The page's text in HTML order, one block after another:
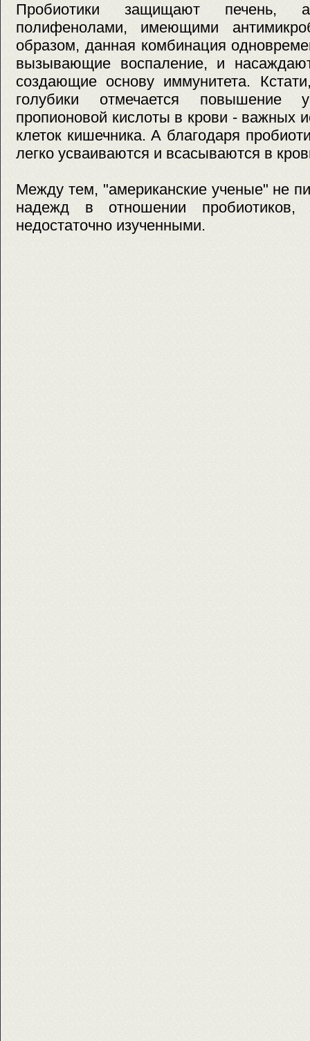
Пробиотики защищают печень,
полифенолами, имеющими
образом, данная комбинация
вызывающие воспаление, и
создающие основу иммунитета.
голубики отмечается повышение
пропионовой кислоты в крови - важных
клеток кишечника. А благодаря
легко усваиваются и всасываются в
Между тем, "американские ученые" не
надежд в отношении пробиотиков,
недостаточно изученными.